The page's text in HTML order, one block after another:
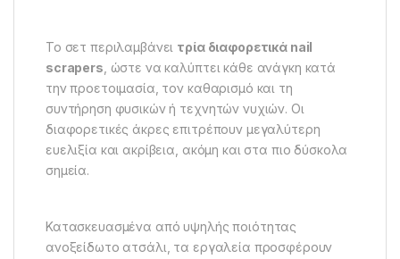
Το σετ περιλαμβάνει τρία διαφορετικά nail
scrapers , ώστε να καλύπτει κάθε ανάγκη κατά
την προετοιμασία, τον καθαρισμό και τη
συντήρηση φυσικών ή τεχνητών νυχιών. Οι
διαφορετικές άκρες επιτρέπουν μεγαλύτερη
ευελιξία και ακρίβεια, ακόμη και στα πιο δύσκολα
σημεία.
Κατασκευασμένα από υψηλής ποιότητας
ανοξείδωτο ατσάλι, τα εργαλεία προσφέρουν